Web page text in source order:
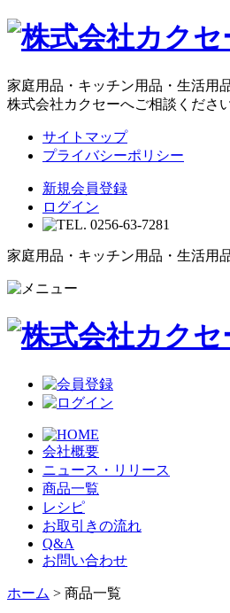
家庭用品・キッチン用品・生活用
株式会社カクセーへご相談ください
サイトマップ
プライバシーポリシー
新規会員登録
ログイン
家庭用品・キッチン用品・生活用
会社概要
ニュース・リリース
商品一覧
レシピ
お取引きの流れ
Q&A
お問い合わせ
ホーム > 商品一覧